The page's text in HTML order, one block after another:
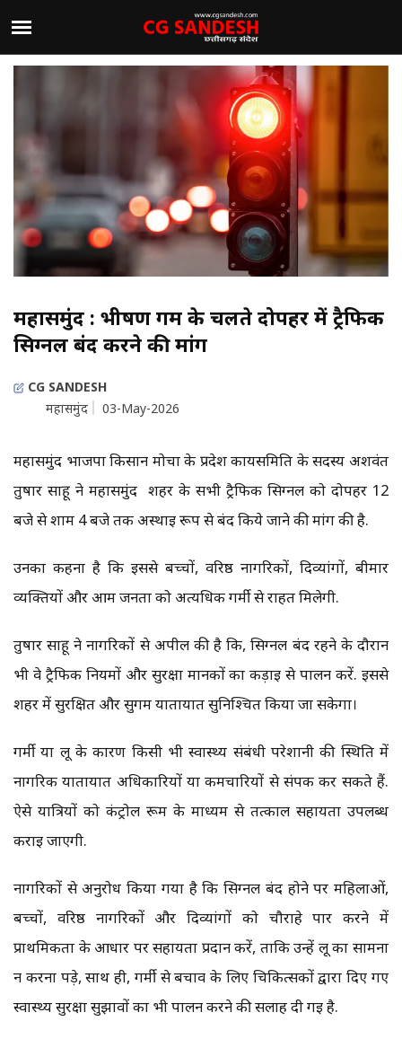
महासमुंद : भीषण गर्मी के चलते दोपहर में ट्रैफिक
सिग्नल बंद करने की मांग
CG SANDESH
महासमुंद
03-May-2026
महासमुंद भाजपा किसान मोर्चा के प्रदेश कार्यसमिति के सदस्य अशवंत
तुषार साहू ने महासमुंद शहर के सभी ट्रैफिक सिग्नल को दोपहर 12
बजे से शाम 4 बजे तक अस्थाई रूप से बंद किये जाने की मांग की है.
उनका कहना है कि इससे बच्चों, वरिष्ठ नागरिकों, दिव्यांगों, बीमार
व्यक्तियों और आम जनता को अत्यधिक गर्मी से राहत मिलेगी.
तुषार साहू ने नागरिकों से अपील की है कि, सिग्नल बंद रहने के दौरान
भी वे ट्रैफिक नियमों और सुरक्षा मानकों का कड़ाई से पालन करें. इससे
शहर में सुरक्षित और सुगम यातायात सुनिश्चित किया जा सकेगा।
गर्मी या लू के कारण किसी भी स्वास्थ्य संबंधी परेशानी की स्थिति में
नागरिक यातायात अधिकारियों या कर्मचारियों से संपर्क कर सकते हैं.
ऐसे यात्रियों को कंट्रोल रूम के माध्यम से तत्काल सहायता उपलब्ध
कराई जाएगी.
नागरिकों से अनुरोध किया गया है कि सिग्नल बंद होने पर महिलाओं,
बच्चों, वरिष्ठ नागरिकों और दिव्यांगों को चौराहे पार करने में
प्राथमिकता के आधार पर सहायता प्रदान करें, ताकि उन्हें लू का सामना
न करना पड़े, साथ ही, गर्मी से बचाव के लिए चिकित्सकों द्वारा दिए गए
स्वास्थ्य सुरक्षा सुझावों का भी पालन करने की सलाह दी गई है.